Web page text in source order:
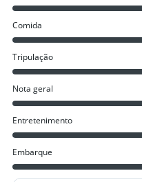
Comida
Tripulação
Nota geral
Entretenimento
Embarque